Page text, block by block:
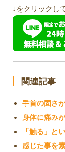
↓をクリックし
関連記事
手首の固さ
身体に痛み
「触る」と
感じた事を